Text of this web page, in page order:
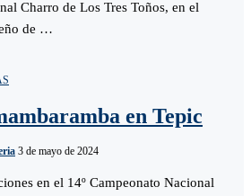
Charro de Los Tres Toños, en el
de …
en Tepic
3 de mayo de 2024
en el 14º Campeonato Nacional